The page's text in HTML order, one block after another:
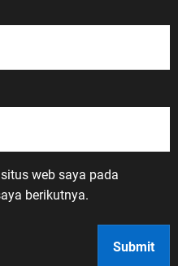
web saya pada
berikutnya.